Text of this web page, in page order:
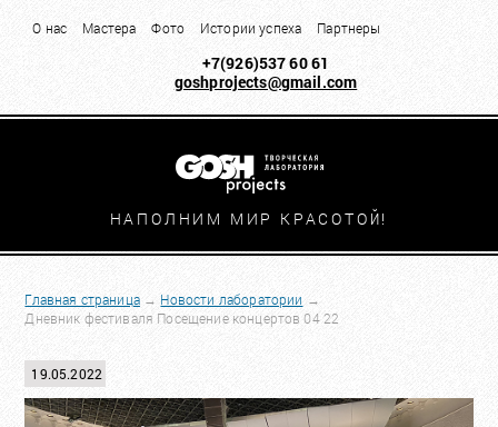
О нас Мастера Фото Истории успеха Партнеры
+7(926)537 60 61
goshprojects@gmail.com
НАПОЛНИМ МИР КРАСОТО Й!
Главная страница→ Новости лаборатории →
Дневник фестиваля Посещение концертов 04 22
19.05.2022